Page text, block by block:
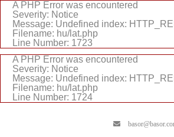
A PHP Error was encountered
Severity: Notice
Message: Undefined index:
Filename: hu/lat.php
Line Number: 1723
A PHP Error was encountered
Severity: Notice
Message: Undefined index:
Filename: hu/lat.php
Line Number: 1724